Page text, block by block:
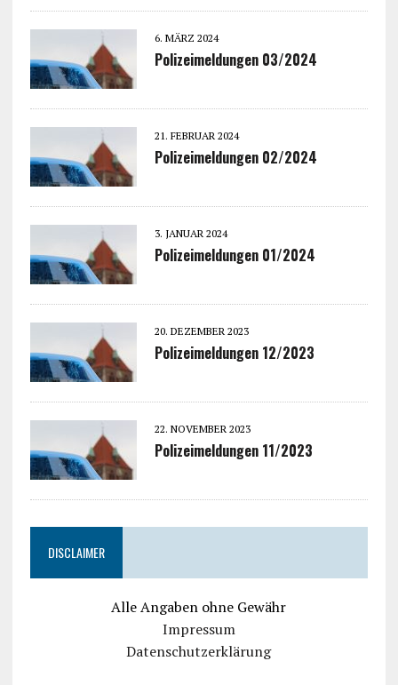
6. MÄRZ 2024
Polizeimeldungen 03/2024
21. FEBRUAR 2024
Polizeimeldungen 02/2024
3. JANUAR 2024
Polizeimeldungen 01/2024
20. DEZEMBER 2023
Polizeimeldungen 12/2023
22. NOVEMBER 2023
Polizeimeldungen 11/2023
DISCLAIMER
Alle Angaben ohne Gewähr
Impressum
Datenschutzerklärung